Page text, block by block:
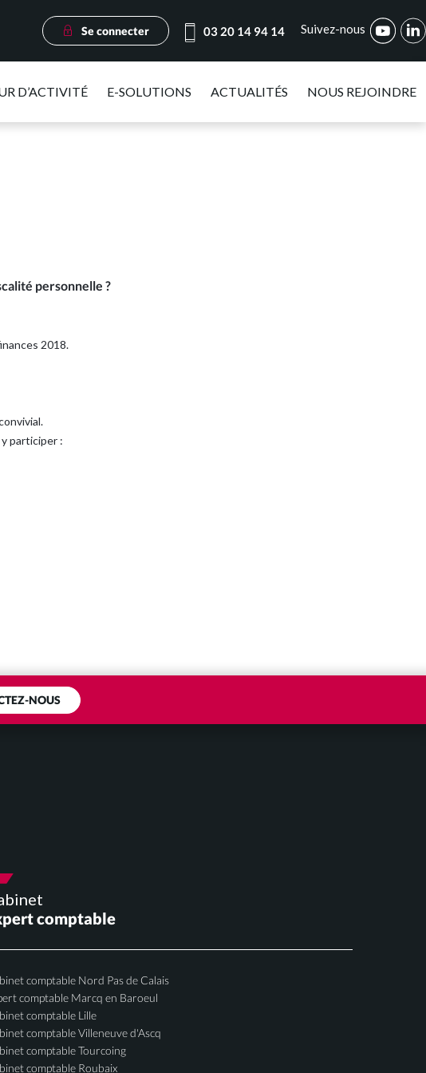
Se connecter 03 20 14 94 14 Suivez-nous
D’ACTIVITÉ E-SOLUTIONS ACTUALITÉS NOUS REJOINDRE
personnelle ?
2018.
participer :
NOUS
comptable
comptable Nord Pas de Calais
comptable Marcq en Baroeul
comptable Lille
comptable Villeneuve d'Ascq
comptable Tourcoing
comptable Roubaix